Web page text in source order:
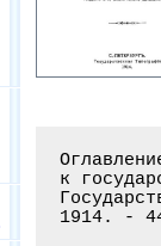
к
1914. -